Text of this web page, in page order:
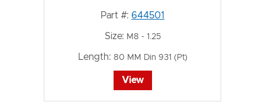
Part #: 644501
Size: M8 - 1.25
Length: 80 MM Din 931 (Pt)
View